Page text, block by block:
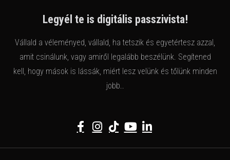
Legyél te is digitális passzivista!
Vállald a véleményed, vállald, ha tetszik és egyetértesz azzal,
amit csinálunk, vagy amiről legalább beszélünk. Segítened
kell, hogy mások is lássák, miért lesz velünk és tőlünk minden
jobb..